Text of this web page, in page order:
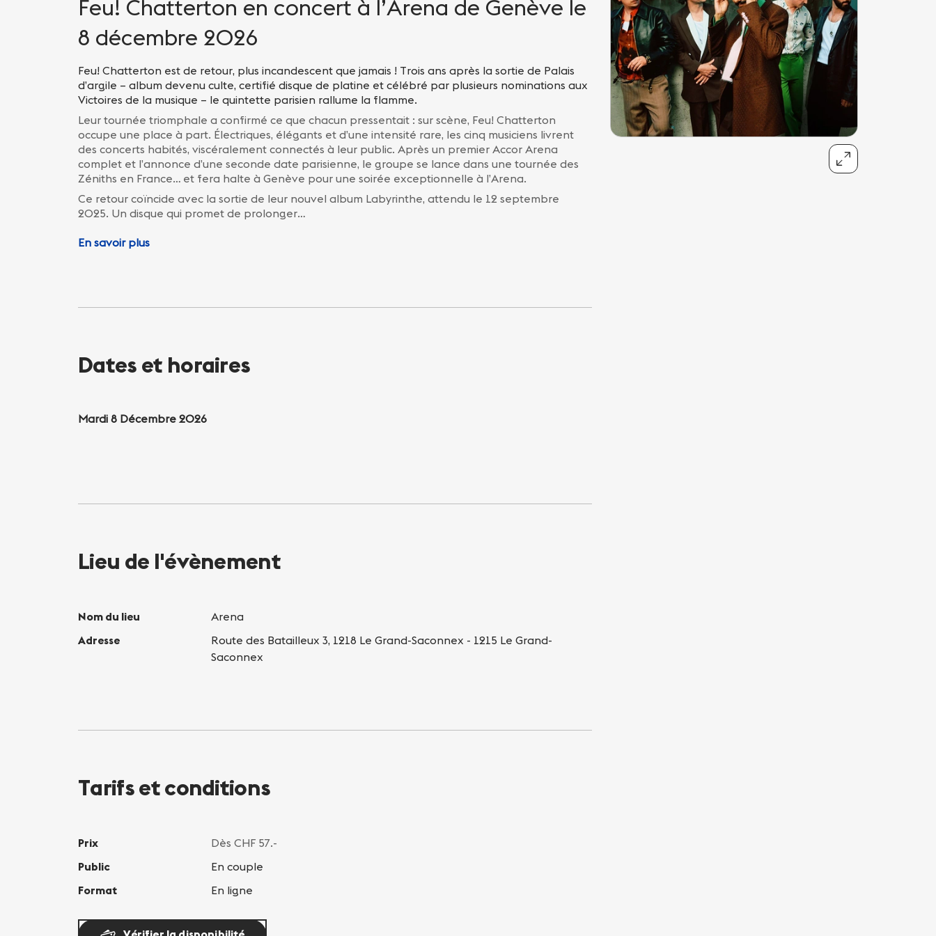
désormais nos frontières. Venez découvrir des
chefs au talent unique et laissez-vous
surprendre par une cuisine toujours plus
créative. Vivez une expérience culinaire
inoubliable lors de votre séjour à Genève !
Informations pratiques
Feu! Chatterton en concert à l’Arena de Genève le
8 décembre 2026
Feu! Chatterton est de retour, plus incandescent que jamais ! Trois ans après la sortie de Palais
d’argile – album devenu culte, certifié disque de platine et célébré par plusieurs nominations aux
Victoires de la musique – le quintette parisien rallume la flamme.
Leur tournée triomphale a confirmé ce que chacun pressentait : sur scène, Feu! Chatterton
occupe une place à part. Électriques, élégants et d’une intensité rare, les cinq musiciens livrent
des concerts habités, viscéralement connectés à leur public. Après un premier Accor Arena
complet et l’annonce d’une seconde date parisienne, le groupe se lance dans une tournée des
Zéniths en France… et fera halte à Genève pour une soirée exceptionnelle à l’Arena.
Ce retour coïncide avec la sortie de leur nouvel album Labyrinthe, attendu le 12 septembre
2025. Un disque qui promet de prolonger…
En savoir plus
Dates et horaires
Mardi 8 Décembre 2026
Lieu de l'évènement
Nom du lieu
Arena
Adresse
Route des Batailleux 3, 1218 Le Grand-Saconnex - 1215 Le Grand-
Saconnex
Tarifs et conditions
Prix
Dès CHF 57.-
Public
En couple
Format
En ligne